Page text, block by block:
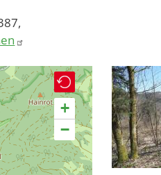
+
−